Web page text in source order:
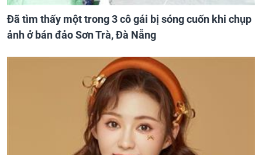
Đã tìm thấy một trong 3 cô gái bị sóng cuốn khi chụp
ảnh ở bán đảo Sơn Trà, Đà Nẵng